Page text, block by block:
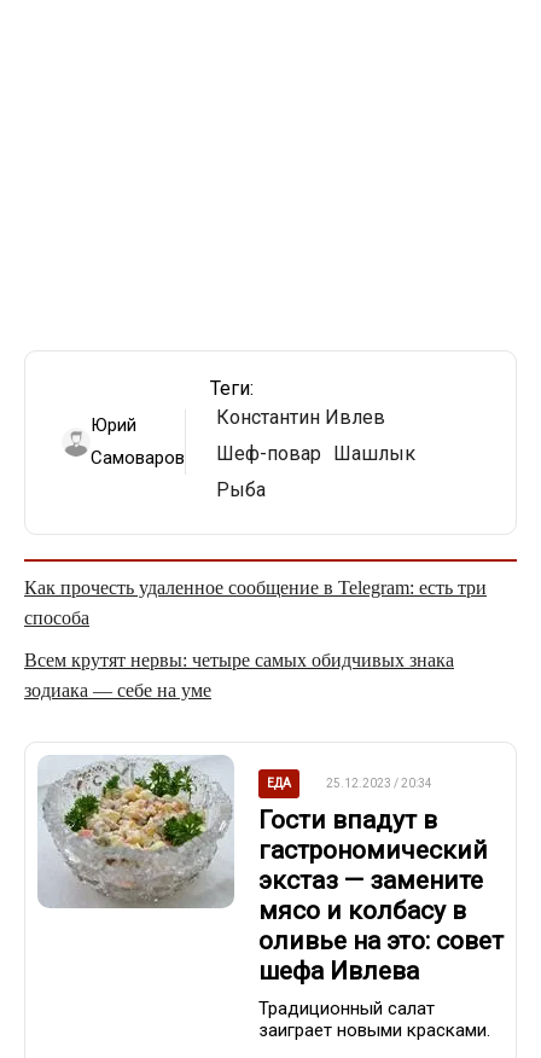
Юрий
Самоваров
Теги:
Константин Ивлев
Шеф-повар
Шашлык
Рыба
Как прочесть удаленное сообщение в Telegram: есть три
способа
Всем крутят нервы: четыре самых обидчивых знака
зодиака — себе на уме
ЕДА 25.12.2023 / 20:34
Гости впадут в
гастрономический
экстаз — замените
мясо и колбасу в
оливье на это: совет
шефа Ивлева
Традиционный салат
заиграет новыми красками.